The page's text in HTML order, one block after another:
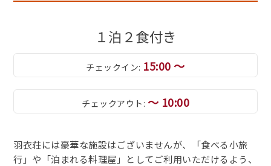
１泊２食付き
チェックイン: 15:00 ～
チェックアウト: ～ 10:00
羽衣荘には豪華な施設はございませんが、「食べる小旅
行」や「泊まれる料理屋」としてご利用いただけるよう、